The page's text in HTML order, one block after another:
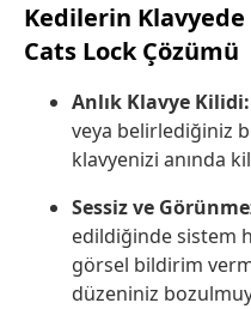
Kedilerin Klavyede
Cats Lock Çözümü
Anlık Klavye Kilidi:
veya belirlediğiniz
klavyenizi anında
Sessiz ve
edildiğinde sistem
görsel bildirim
düzeniniz